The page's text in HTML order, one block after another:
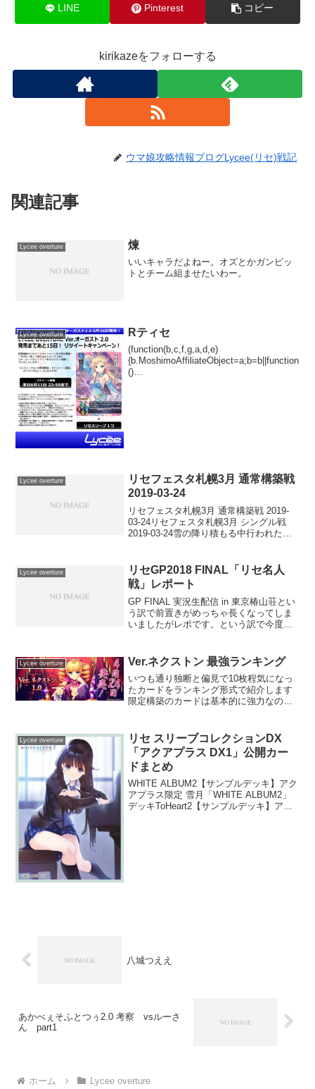
LINE Pinterest コピー
kirikazeをフォローする
ウマ娘攻略情報ブログLycee(リセ)戦記
関連記事
Lycee overture 煉
いいキャラだよねー。オズとかガンビッ
トとチーム組ませたいわー。
Lycee overture Rティセ
(function(b,c,f,g,a,d,e)
{b.MoshimoAffiliateObject=a;b=b||function
()
Lycee overture
リセフェスタ札幌3月 通常構築戦
2019-03-24
リセフェスタ札幌3月 通常構築戦 2019-
03-24リセフェスタ札幌3月 シングル戦
2019-03-24雪の降り積もる中行われたフ
グルもアイギス雪単が優勝しているの...
Lycee overture
リセGP2018 FINAL「リセ名人
戦」レポート
GP FINAL 実況生配信 in 東京椿山荘とい
う訳で前置きがめっちゃ長くなってしま
いましたがレポです。という訳で今度こ
椿山荘使用デッキ：日単一回戦 花...
Lycee overture Ver.ネクストン 最強ランキング
いつも通り独断と偏見で10枚程気になっ
たカードをランキング形式で紹介します
限定構築のカードは基本的に強力なので
き場が４枚溜まらないとバトルに参加出
来ないのは中々のデメ...
Lycee overture
リセ スリーブコレクションDX
「アクアプラス DX1」公開カー
ドまとめ
WHITE ALBUM2【サンプルデッキ】アク
アプラス限定 雪月「WHITE ALBUM2」
デッキToHeart2【サンプルデッキ】アク
八城つええ
あかべぇそふとつぅ2.0 考察 vsルーさ
ん part1
ホーム Lycee overture